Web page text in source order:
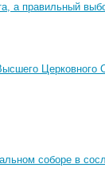
а правильный
Церковного
соборе в